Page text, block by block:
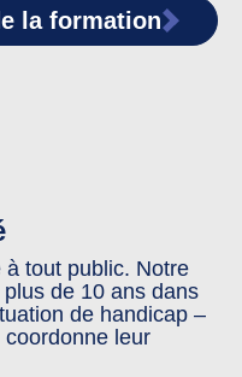
la formation
tout public. Notre
de 10 ans dans
de handicap –
leur